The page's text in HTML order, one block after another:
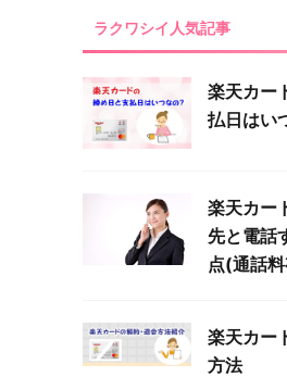
ラクワシイ人気記事
楽天カー
払日はい
楽天カー
先と電話
点(通話
楽天カー
方法